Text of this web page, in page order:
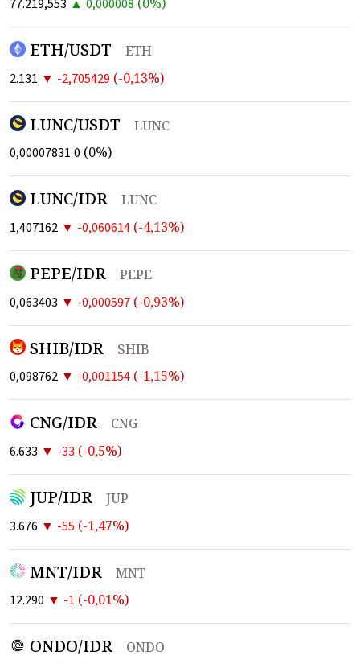
77.219,553
0,000008
ETH/USDT
ETH
2.131 ▼ -2,705429 (-0,13%)
LUNC/USDT
LUNC
0,00007831 0 (0%)
LUNC/IDR
LUNC
1,407162 ▼ -0,060614 (-4,13%)
PEPE/IDR
PEPE
0,063403 ▼ -0,000597 (-0,93%)
SHIB/IDR
SHIB
0,098762 ▼ -0,001154 (-1,15%)
CNG/IDR
CNG
6.633 ▼ -33 (-0,5%)
JUP/IDR
JUP
3.676 ▼ -55 (-1,47%)
MNT/IDR
MNT
12.290 ▼ -1 (-0,01%)
ONDO/IDR
ONDO